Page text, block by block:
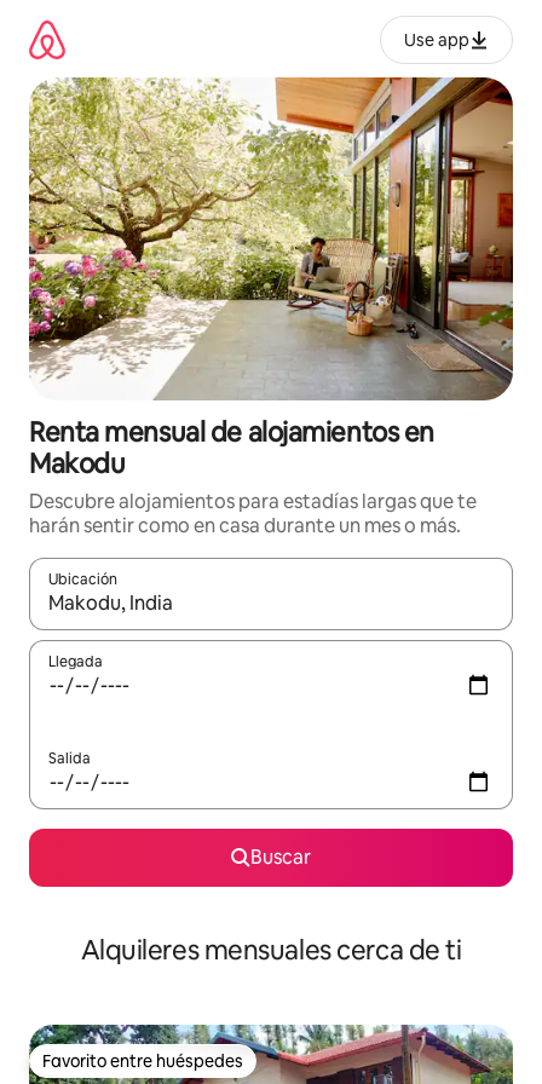
contenido
Use app
Renta mensual de alojamientos en
Makodu
Descubre alojamientos para estadías largas que te
harán sentir como en casa durante un mes o más.
Ubicación
Cuando los resultados estén disponibles, navega con las
Llegada
Salida
Buscar
Alquileres mensuales cerca de ti
Favorito entre huéspedes
Favorito entre huéspedes